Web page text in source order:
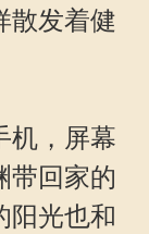
散发着健
，屏幕
带回家的
阳光也和